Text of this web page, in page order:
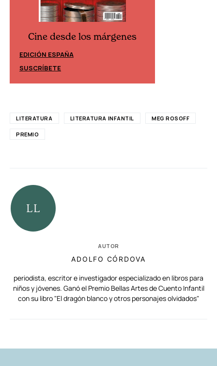
Cine desde los márgenes
EDICIÓN ESPAÑA
SUSCRÍBETE
LITERATURA LITERATURA INFANTIL MEG ROSOFF
PREMIO
AUTOR
ADOLFO CÓRDOVA
periodista, escritor e investigador especializado en libros para
niños y jóvenes. Ganó el Premio Bellas Artes de Cuento Infantil
con su libro "El dragón blanco y otros personajes olvidados"